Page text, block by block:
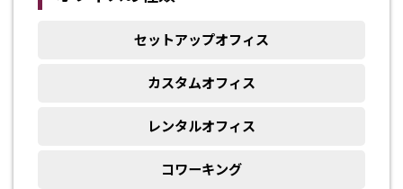
セットアップオフィス
カスタムオフィス
レンタルオフィス
コワーキング